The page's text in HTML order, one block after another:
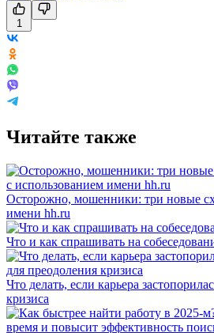
1
Читайте также
Осторожно, мошенники: три новые
имени hh.ru
Что и как спрашивать на
Что делать, если карьера
кризиса